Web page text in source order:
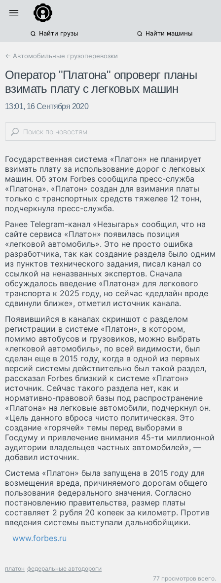
Найти грузы Найти машины
← Автомобильные грузоперевозки
Оператор "Платона" опроверг планы
взимать плату с легковых машин
13:01, 16 Сентября 2020
Государственная система «Платон» не планирует
взимать плату за использование дорог с легковых
машин. Об этом Forbes сообщила пресс-служба
«Платона». «Платон» создан для взимания платы
только с транспортных средств тяжелее 12 тонн,
подчеркнула пресс-служба.
Ранее Telegram-канал «Незыгарь» сообщил, что на
сайте сервиса «Платон» появилась позиция
«легковой автомобиль». Это не просто ошибка
разработчика, так как создание раздела было одним
из пунктов технического задания, писал канал со
ссылкой на неназванных экспертов. Сначала
обсуждалось введение «Платона» для легкового
транспорта к 2025 году, но сейчас «дедлайн вроде
сдвинули ближе», отметил источник канала.
Появившийся в каналах скриншот с разделом
регистрации в системе «Платон», в котором,
помимо автобусов и грузовиков, можно выбрать
«легковой автомобиль», по всей видимости, был
сделан еще в 2015 году, когда в одной из первых
версий системы действительно был такой раздел,
рассказал Forbes близкий к системе «Платон»
источник. Сейчас такого раздела нет, как и
нормативно-правовой базы под распространение
«Платона» на легковые автомобили, подчеркнул он.
«Цель данного вброса чисто политическая. Это
создание «горячей» темы перед выборами в
Госдуму и привлечение внимания 45-ти миллионной
аудитории владельцев частных автомобилей», —
добавил источник.
Система «Платон» была запущена в 2015 году для
возмещения вреда, причиняемого дорогам общего
пользования федерального значения. Согласно
постановлению правительства, размер платы
составляет 2 рубля 20 копеек за километр. Против
введения системы выступали дальнобойщики.
www.forbes.ru
платон федеральные автодороги
77 просмотров всего.